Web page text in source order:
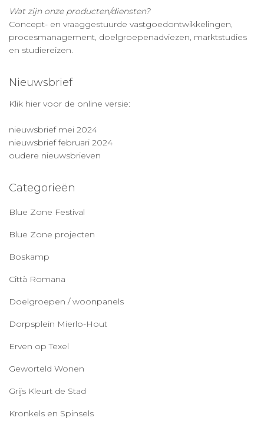
Wat zijn onze producten/diensten?
Concept- en vraaggestuurde vastgoedontwikkelingen,
procesmanagement, doelgroepenadviezen, marktstudies
en studiereizen.
Nieuwsbrief
Klik hier voor de online versie:
nieuwsbrief mei 2024
nieuwsbrief februari 2024
oudere nieuwsbrieven
Categorieën
Blue Zone Festival
Blue Zone projecten
Boskamp
Città Romana
Doelgroepen / woonpanels
Dorpsplein Mierlo-Hout
Erven op Texel
Geworteld Wonen
Grijs Kleurt de Stad
Kronkels en Spinsels